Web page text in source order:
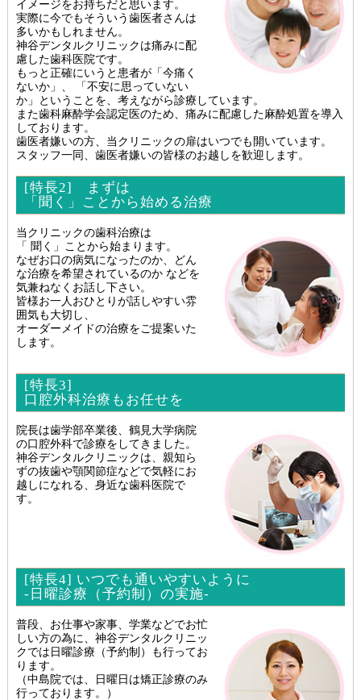
イメージをお持ちだと思います。
実際に今でもそういう歯医者さんは
多いかもしれません。
神谷デンタルクリニックは痛みに配
慮した歯科医院です。
もっと正確にいうと患者が「今痛く
ないか」、 「不安に思っていない
か」ということを、考えながら診療しています。
また歯科麻酔学会認定医のため、痛みに配慮した麻酔処置を導入
しております。
歯医者嫌いの方、当クリニックの扉はいつでも開いています。
スタッフ一同、歯医者嫌いの皆様のお越しを歓迎します。
[特長2] まずは
「聞く」ことから始める治療
当クリニックの歯科治療は
「 聞く」ことから始まります。
なぜお口の病気になったのか、どん
な治療を希望されているのか などを
気兼ねなくお話し下さい。
皆様お一人おひとりが話しやすい雰
囲気も大切し、
オーダーメイドの治療をご提案いた
します。
[特長3]
口腔外科治療もお任せを
院長は歯学部卒業後、鶴見大学病院
の口腔外科で診療をしてきました。
神谷デンタルクリニックは、親知ら
ずの抜歯や顎関節症などで気軽にお
越しになれる、身近な歯科医院で
す。
[特長4] いつでも通いやすいように
-日曜診療（予約制）の実施-
普段、お仕事や家事、学業などでお忙
しい方の為に、神谷デンタルクリニッ
クでは日曜診療（予約制）も行ってお
ります。
（中島院では、日曜日は矯正診療のみ
行っております。）